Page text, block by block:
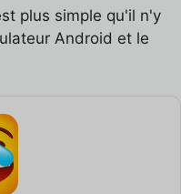
plus simple qu'il n'y
Android et le